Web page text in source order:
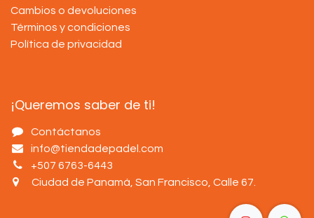
Cambios o devoluciones
Términos y condiciones
Política de privacidad
¡Queremos saber de ti!
Contáctanos
info@tiendadepadel.com
+507 6763-6443
Ciudad de Panamá, San Francisco, Calle 67